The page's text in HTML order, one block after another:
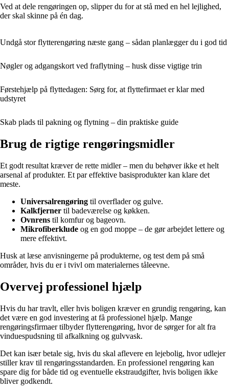
Ved at dele rengøringen op, slipper du for at stå med en hel lejlighed,
der skal skinne på én dag.
Undgå stor flytterengøring næste gang – sådan planlægger du i god tid
Nøgler og adgangskort ved fraflytning – husk disse vigtige trin
Førstehjælp på flyttedagen: Sørg for, at flyttefirmaet er klar med
udstyret
Skab plads til pakning og flytning – din praktiske guide
Brug de rigtige rengøringsmidler
Et godt resultat kræver de rette midler – men du behøver ikke et helt
arsenal af produkter. Et par effektive basisprodukter kan klare det
meste.
Universalrengøring til overflader og gulve.
Kalkfjerner til badeværelse og køkken.
Ovnrens til komfur og bageovn.
Mikrofiberklude og en god moppe – de gør arbejdet lettere og
mere effektivt.
Husk at læse anvisningerne på produkterne, og test dem på små
områder, hvis du er i tvivl om materialernes tåleevne.
Overvej professionel hjælp
Hvis du har travlt, eller hvis boligen kræver en grundig rengøring, kan
det være en god investering at få professionel hjælp. Mange
rengøringsfirmaer tilbyder flytterengøring, hvor de sørger for alt fra
vinduespudsning til afkalkning og gulvvask.
Det kan især betale sig, hvis du skal aflevere en lejebolig, hvor udlejer
stiller krav til rengøringsstandarden. En professionel rengøring kan
spare dig for både tid og eventuelle ekstraudgifter, hvis boligen ikke
bliver godkendt.